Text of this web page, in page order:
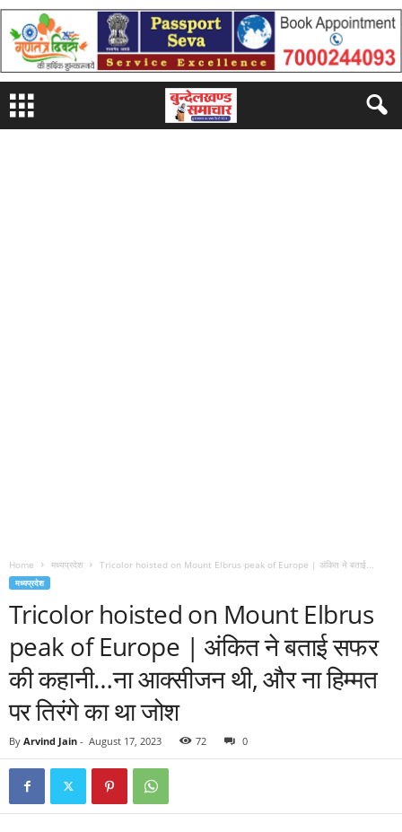
Home मध्यप्रदेश Tricolor hoisted on Mount Elbrus peak of Europe | अंकित ने बताई...
मध्यप्रदेश
Tricolor hoisted on Mount Elbrus
peak of Europe | अंकित ने बताई सफर
की कहानी…ना आक्सीजन थी, और ना हिम्मत
पर तिरंगे का था जोश
By Arvind Jain - August 17, 2023 72 0